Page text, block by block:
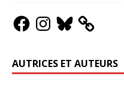
AUTRICES ET AUTEURS